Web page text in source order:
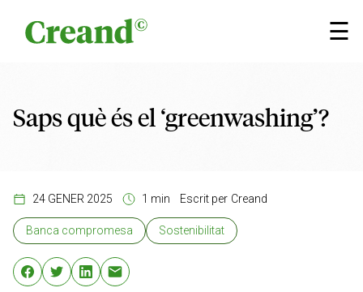
☰
×
Saps què és el ‘greenwashing’?
24 GENER 2025 1 min Escrit per Creand
Banca compromesa Sostenibilitat